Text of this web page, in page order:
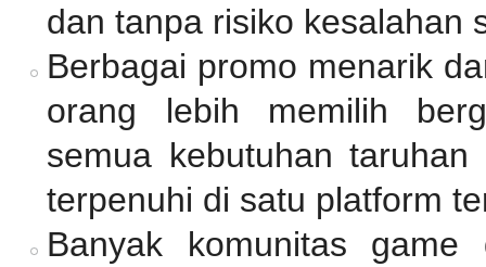
dan tanpa risiko kesalahan
Berbagai promo menarik
orang lebih memilih
semua kebutuhan
terpenuhi di satu platform
Banyak komunitas